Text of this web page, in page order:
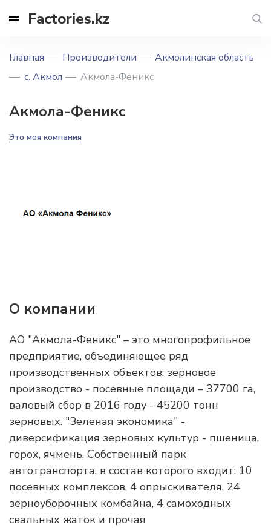
Factories.kz
Главная Производители
Акмолинская область
с. Акмол
Акмола-Феникс
Акмола-Феникс
Это моя компания
О компании
АО "Акмола-Феникс" – это многопрофильное
предприятие, объединяющее ряд
производственных объектов: зерновое
производство - посевные площади – 37700 га,
валовый сбор в 2016 году - 45200 тонн
зерновых. "Зеленая экономика" -
диверсификация зерновых культур - пшеница,
горох, ячмень. Собственный парк
автотранспорта, в состав которого входит: 10
посевных комплексов, 4 опрыскивателя, 24
зерноуборочных комбайна, 4 самоходных
свальных жаток и прочая